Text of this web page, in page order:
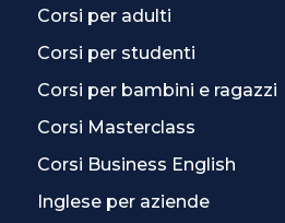
Corsi per adulti
Corsi per studenti
Corsi per bambini e ragazzi
Corsi Masterclass
Corsi Business English
Inglese per aziende